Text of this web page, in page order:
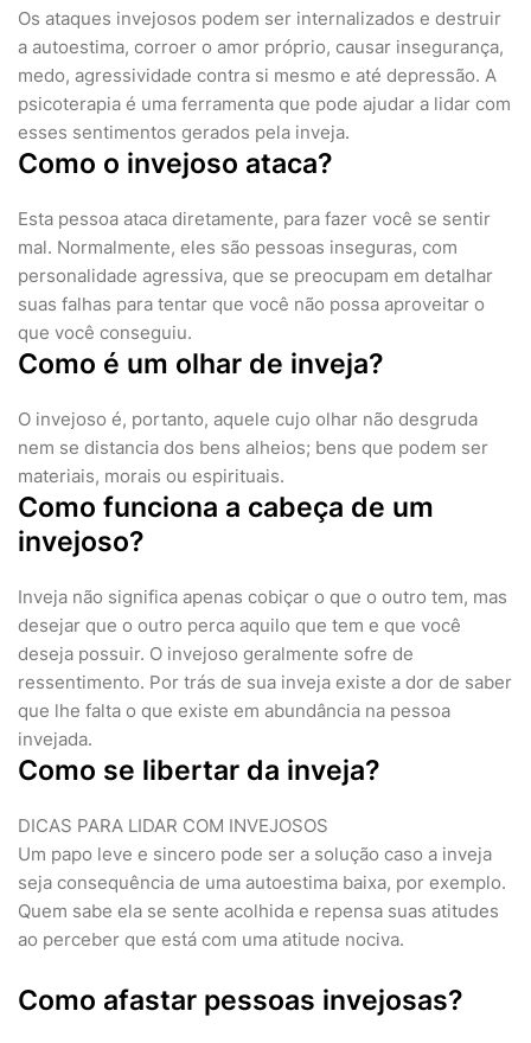
Os ataques invejosos podem ser internalizados e destruir
a autoestima, corroer o amor próprio, causar insegurança,
medo, agressividade contra si mesmo e até depressão. A
psicoterapia é uma ferramenta que pode ajudar a lidar com
esses sentimentos gerados pela inveja.
Como o invejoso ataca?
Esta pessoa ataca diretamente, para fazer você se sentir
mal. Normalmente, eles são pessoas inseguras, com
personalidade agressiva, que se preocupam em detalhar
suas falhas para tentar que você não possa aproveitar o
que você conseguiu.
Como é um olhar de inveja?
O invejoso é, portanto, aquele cujo olhar não desgruda
nem se distancia dos bens alheios; bens que podem ser
materiais, morais ou espirituais.
Como funciona a cabeça de um
invejoso?
Inveja não significa apenas cobiçar o que o outro tem, mas
desejar que o outro perca aquilo que tem e que você
deseja possuir. O invejoso geralmente sofre de
ressentimento. Por trás de sua inveja existe a dor de saber
que lhe falta o que existe em abundância na pessoa
invejada.
Como se libertar da inveja?
DICAS PARA LIDAR COM INVEJOSOS
Um papo leve e sincero pode ser a solução caso a inveja
seja consequência de uma autoestima baixa, por exemplo.
Quem sabe ela se sente acolhida e repensa suas atitudes
ao perceber que está com uma atitude nociva.
Como afastar pessoas invejosas?